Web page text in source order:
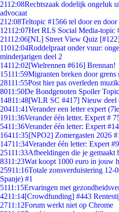
2112:08Rechtszaak dodelijk ongeluk
advocaat
212:08Teltopic #1566 tel door en door
12112:07Het RLS Social Media-topic
21112:06[NL] Street View Quiz
11012:04Roddelpraat onder vuur:
minderjarigen deel 2
14112:02[Wielrennen #616] Brennan!
15111:59Migranten breken door grens
28111:55Post hier pas overleden
8011:50De Bondgenoten Spoiler
14811:48[WLR SC #417] Nieuw deel
20411:41Verander een letter expert
1911:36Verander één letter. Expert #
5411:36Verander één letter: Expert
16411:35[NPO2] Zomergasten 2026
14711:34Verander één letter: Expert
25111:33Afbeeldingen die je gemaakt
8311:23Wat koopt 1000 euro in jouw
25911:16Totale zonsverduistering 12-
Spanje) #1
5111:15Ervaringen met
4211:14[Crowdfunding] #443
2711:12Forum werkt niet op Chrome